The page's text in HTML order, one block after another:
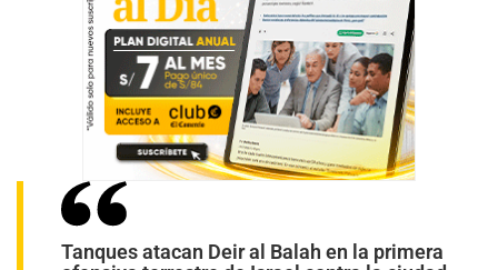
Tanques atacan Deir al Balah en la primera